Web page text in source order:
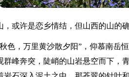
许是恋乡情结，但山西的山的确
，万里黄沙散夕阳”，仰慕南岳
群峰奔突，陡峭的山岩悬空而下，